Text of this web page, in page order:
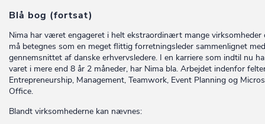
Blå bog (fortsat)
Nima har været engageret i helt ekstraordinært mange virksomheder
må betegnes som en meget flittig forretningsleder sammenlignet med
gennemsnittet af danske erhvervsledere. I en karriere som indtil nu
varet i mere end 8 år 2 måneder, har Nima bla. Arbejdet indenfor
Entrepreneurship, Management, Teamwork, Event Planning og
Office.
Blandt virksomhederne kan nævnes: